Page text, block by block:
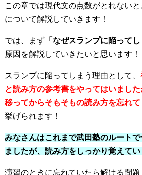
この章では現代文の点数がとれない
について解説していきます！
では、まず 「なぜスランプに陥ってし
原因を解説していきたいと思います！
スランプに陥ってしまう理由として、
と読み方の参考書をやってはいまし
移ってからそもそもの読み方を忘れて
挙げられます！
みなさんはこれまで武田塾のルート
ましたが、読み方をしっかり覚えてい
演習のときに忘れていたら解ける問